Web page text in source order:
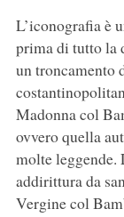
L’iconografia è
prima di tutto la
un troncamento
Madonna col
ovvero quella
molte leggende.
addirittura da
Vergine col